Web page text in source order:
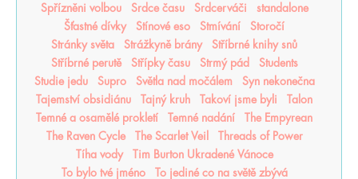
Spřízněni volbou
Srdce času Srdcerváči
standalone
Šťastné dívky
Stínové eso Stmívání
Storočí
Stránky světa
Strážkyně brány
Stříbrné knihy snů
Stříbrné perutě
Střípky času Strmý pád
Students
Studie jedu
Supro Světla nad močálem
Syn nekonečna
Tajemství obsidiánu
Tajný kruh Takoví jsme byli
Talon
Temné a osamělé prokletí
Temné nadání
The Empyrean
The Raven Cycle
The Scarlet Veil
Threads of Power
Tíha vody
Tim Burton Ukradené Vánoce
To bylo tvé jméno
To jediné co na světě zbývá